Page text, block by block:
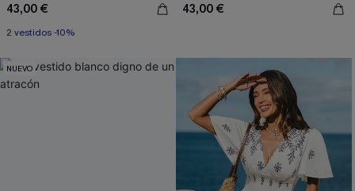
43,00 €
2 vestidos -10%
43,00 €
NUEVO